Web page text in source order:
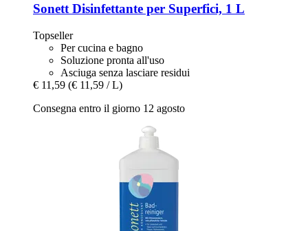
SonettDisinfettante per Superfici, 1 L
Topseller
Per cucina e bagno
Soluzione pronta all'uso
Asciuga senza lasciare residui
€ 11,59 (€ 11,59 / L)
Consegna entro il giorno 12 agosto